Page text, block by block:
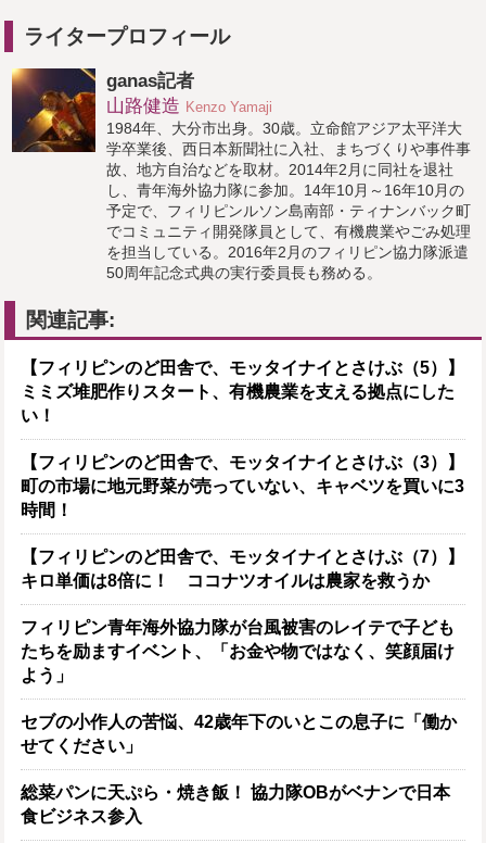
ライタープロフィール
ganas記者
山路健造 Kenzo Yamaji
1984年、大分市出身。30歳。立命館アジア太平洋大
学卒業後、西日本新聞社に入社、まちづくりや事件事
故、地方自治などを取材。2014年2月に同社を退社
し、青年海外協力隊に参加。14年10月～16年10月の
予定で、フィリピンルソン島南部・ティナンバック町
でコミュニティ開発隊員として、有機農業やごみ処理
を担当している。2016年2月のフィリピン協力隊派遣
50周年記念式典の実行委員長も務める。
関連記事:
【フィリピンのど田舎で、モッタイナイとさけぶ（5）】
ミミズ堆肥作りスタート、有機農業を支える拠点にした
い！
【フィリピンのど田舎で、モッタイナイとさけぶ（3）】
町の市場に地元野菜が売っていない、キャベツを買いに3
時間！
【フィリピンのど田舎で、モッタイナイとさけぶ（7）】
キロ単価は8倍に！ ココナツオイルは農家を救うか
フィリピン青年海外協力隊が台風被害のレイテで子ども
たちを励ますイベント、「お金や物ではなく、笑顔届け
よう」
セブの小作人の苦悩、42歳年下のいとこの息子に「働か
せてください」
総菜パンに天ぷら・焼き飯！ 協力隊OBがベナンで日本
食ビジネス参入